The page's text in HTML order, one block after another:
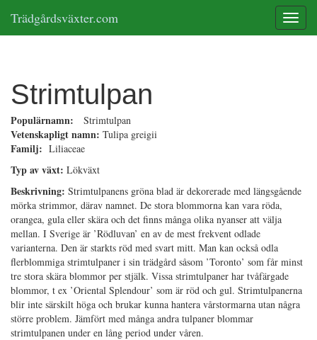
Trädgårdsväxter.com
Strimtulpan
Populärnamn: Strimtulpan
Vetenskapligt namn: Tulipa greigii
Familj: Liliaceae
Typ av växt: Lökväxt
Beskrivning: Strimtulpanens gröna blad är dekorerade med längsgående
mörka strimmor, därav namnet. De stora blommorna kan vara röda,
orangea, gula eller skära och det finns många olika nyanser att välja
mellan. I Sverige är ’Rödluvan’ en av de mest frekvent odlade
varianterna. Den är starkts röd med svart mitt. Man kan också odla
flerblommiga strimtulpaner i sin trädgård såsom ’Toronto’ som får minst
tre stora skära blommor per stjälk. Vissa strimtulpaner har tvåfärgade
blommor, t ex ’Oriental Splendour’ som är röd och gul. Strimtulpanerna
blir inte särskilt höga och brukar kunna hantera vårstormarna utan några
större problem. Jämfört med många andra tulpaner blommar
strimtulpanen under en lång period under våren.